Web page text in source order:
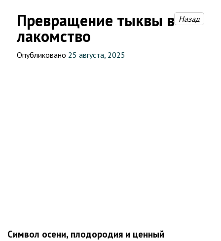
Превращение тыквы в
лакомство
Назад
Опубликовано 25 августа, 2025
Символ осени, плодородия и ценный